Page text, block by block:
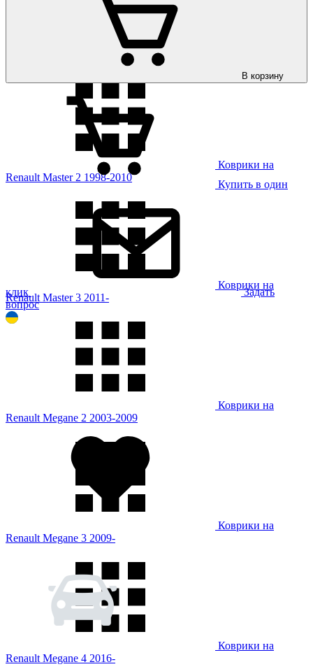
Коврики на
Renault Master 2 1998-2010
Коврики на
Renault Master 3 2011-
Коврики на
Renault Megane 2 2003-2009
Коврики на
Renault Megane 3 2009-
Коврики на
Renault Megane 4 2016-
В корзину
Купить в один
клик
Задать
вопрос